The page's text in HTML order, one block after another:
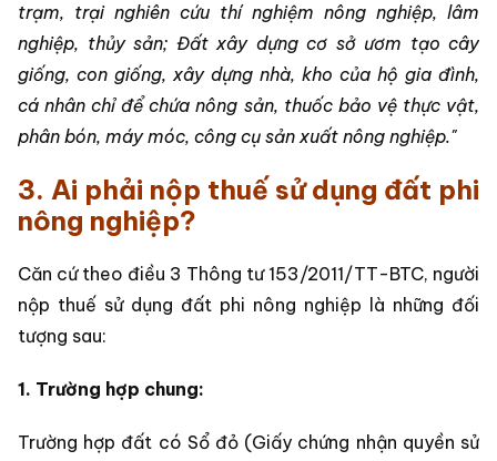
trạm, trại nghiên cứu thí nghiệm nông nghiệp, lâm
nghiệp, thủy sản; Đất xây dựng cơ sở ươm tạo cây
giống, con giống, xây dựng nhà, kho của hộ gia đình,
cá nhân chỉ để chứa nông sản, thuốc bảo vệ thực vật,
phân bón, máy móc, công cụ sản xuất nông nghiệp."
3. Ai phải nộp thuế sử dụng đất phi
nông nghiệp?
Căn cứ theo điều 3 Thông tư 153/2011/TT-BTC, người
nộp thuế sử dụng đất phi nông nghiệp là những đối
tượng sau:
1. Trường hợp chung:
Trường hợp đất có Sổ đỏ (Giấy chứng nhận quyền sử